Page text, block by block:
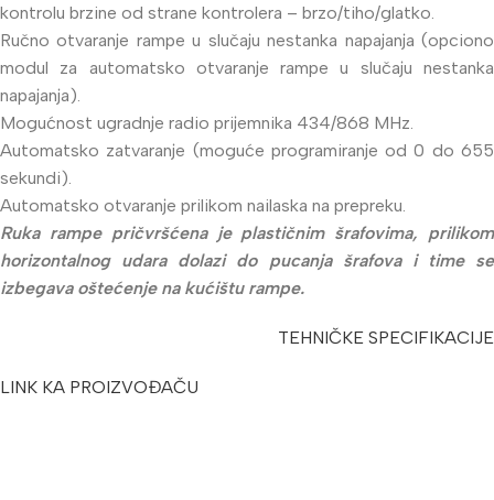
kontrolu brzine od strane kontrolera – brzo/tiho/glatko.
Ručno otvaranje rampe u slučaju nestanka napajanja (opciono
modul za automatsko otvaranje rampe u slučaju nestanka
napajanja).
Mogućnost ugradnje radio prijemnika 434/868 MHz.
Automatsko zatvaranje (moguće programiranje od 0 do 655
sekundi).
Automatsko otvaranje prilikom nailaska na prepreku.
Ruka rampe pričvršćena je plastičnim šrafovima, prilikom
horizontalnog udara dolazi do pucanja šrafova i time se
izbegava oštećenje na kućištu rampe.
TEHNIČKE SPECIFIKACIJE
LINK KA PROIZVOĐAČU